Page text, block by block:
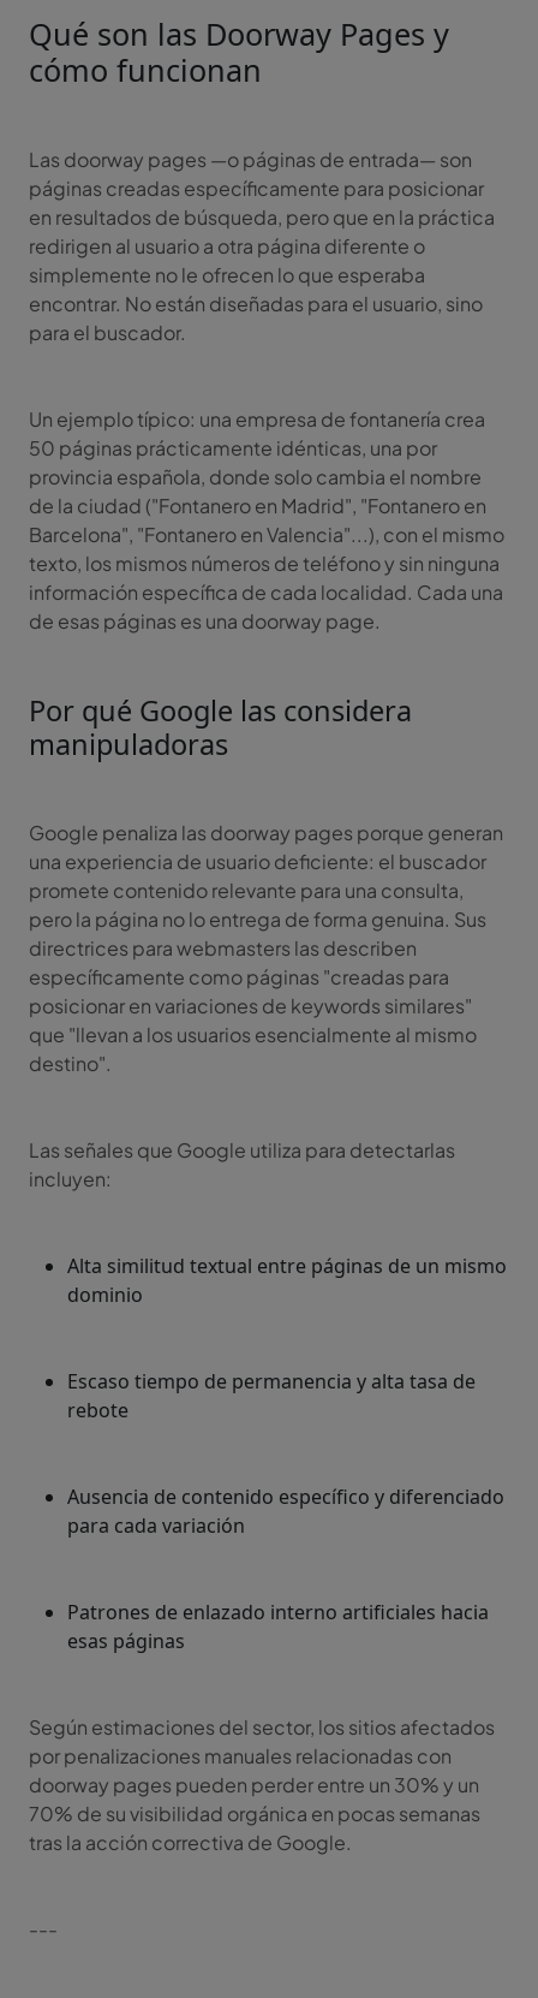
Qué son las Doorway Pages y
cómo funcionan
Las doorway pages —o páginas de entrada— son
páginas creadas específicamente para posicionar
en resultados de búsqueda, pero que en la práctica
redirigen al usuario a otra página diferente o
simplemente no le ofrecen lo que esperaba
encontrar. No están diseñadas para el usuario, sino
para el buscador.
Un ejemplo típico: una empresa de fontanería crea
50 páginas prácticamente idénticas, una por
provincia española, donde solo cambia el nombre
de la ciudad ("Fontanero en Madrid", "Fontanero en
Barcelona", "Fontanero en Valencia"...), con el mismo
texto, los mismos números de teléfono y sin ninguna
información específica de cada localidad. Cada una
de esas páginas es una doorway page.
Por qué Google las considera
manipuladoras
Google penaliza las doorway pages porque generan
una experiencia de usuario deficiente: el buscador
promete contenido relevante para una consulta,
pero la página no lo entrega de forma genuina. Sus
directrices para webmasters las describen
específicamente como páginas "creadas para
posicionar en variaciones de keywords similares"
que "llevan a los usuarios esencialmente al mismo
destino".
Las señales que Google utiliza para detectarlas
incluyen:
Alta similitud textual entre páginas de un mismo
dominio
Escaso tiempo de permanencia y alta tasa de
rebote
Ausencia de contenido específico y diferenciado
para cada variación
Patrones de enlazado interno artificiales hacia
esas páginas
Según estimaciones del sector, los sitios afectados
por penalizaciones manuales relacionadas con
doorway pages pueden perder entre un 30% y un
70% de su visibilidad orgánica en pocas semanas
tras la acción correctiva de Google.
---